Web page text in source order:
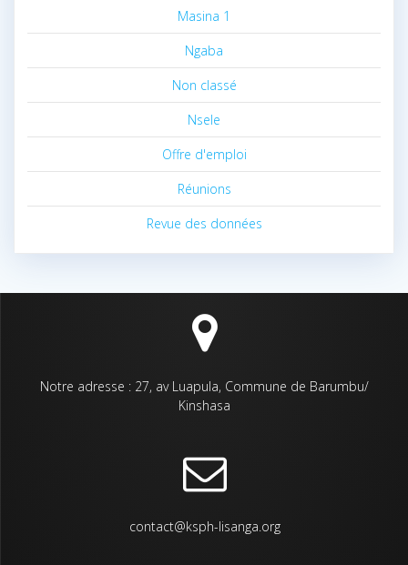
Masina 1
Ngaba
Non classé
Nsele
Offre d'emploi
Réunions
Revue des données
Notre adresse : 27, av Luapula, Commune de Barumbu/
Kinshasa
contact@ksph-lisanga.org